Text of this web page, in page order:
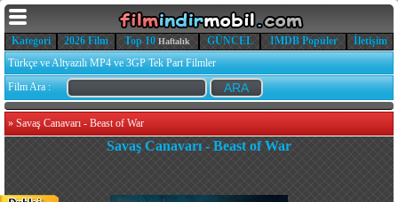
Kategori 2026 Film Top 10 Haftalık GÜNCEL IMDB Popüler
İletişim
Türkçe ve Altyazılı MP4 ve 3GP Tek Part Filmler
Film Ara :
» Savaş Canavarı - Beast of War
Savaş Canavarı - Beast of War